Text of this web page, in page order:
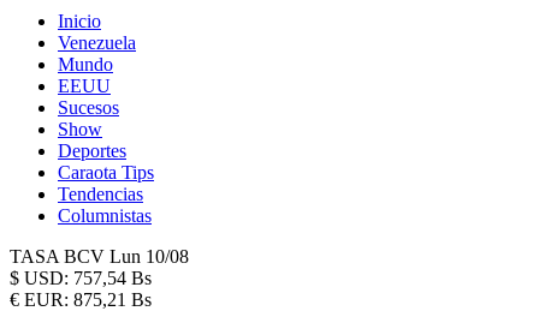
Inicio
Venezuela
Mundo
EEUU
Sucesos
Show
Deportes
Caraota Tips
Tendencias
Columnistas
TASA BCV Lun 10/08
$ USD: 757,54 Bs
€ EUR: 875,21 Bs